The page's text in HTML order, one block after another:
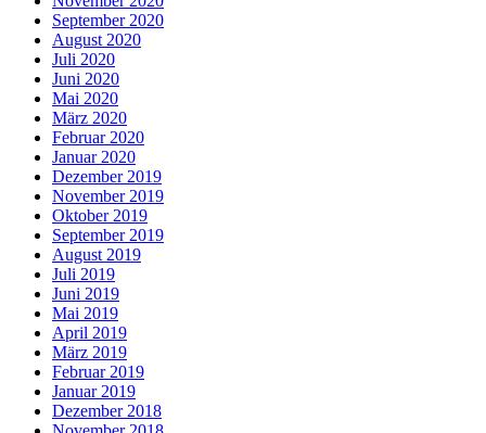
September 2020
August 2020
Juli 2020
Juni 2020
Mai 2020
März 2020
Februar 2020
Januar 2020
Dezember 2019
November 2019
Oktober 2019
September 2019
August 2019
Juli 2019
Juni 2019
Mai 2019
April 2019
März 2019
Februar 2019
Januar 2019
Dezember 2018